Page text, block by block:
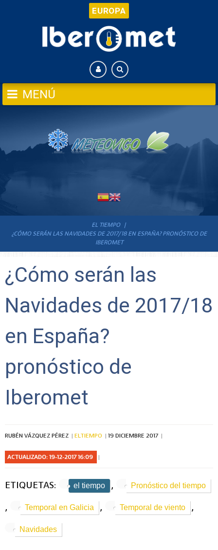
EUROPA
EL TIEMPO
¿CÓMO SERÁN LAS NAVIDADES DE 2017/18 EN ESPAÑA? PRONÓSTICO DE
IBEROMET
¿Cómo serán las
Navidades de 2017/18
en España?
pronóstico de
Iberomet
RUBÉN VÁZQUEZ PÉREZ ELTIEMPO 19 DICIEMBRE 2017
ACTUALIZADO: 19-12-2017 16:09
ETIQUETAS: el tiempo , Pronóstico del tiempo
, Temporal en Galicia , Temporal de viento ,
Navidades